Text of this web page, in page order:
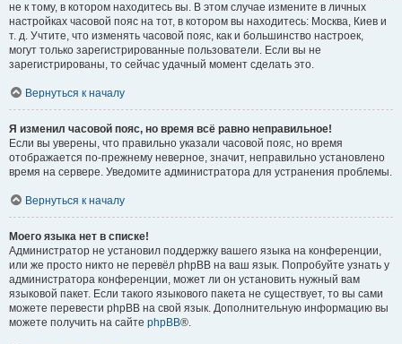
не к тому, в котором находитесь вы. В этом случае измените в личных
настройках часовой пояс на тот, в котором вы находитесь: Москва, Киев и
т. д. Учтите, что изменять часовой пояс, как и большинство настроек,
могут только зарегистрированные пользователи. Если вы не
зарегистрированы, то сейчас удачный момент сделать это.
Вернуться к началу
Я изменил часовой пояс, но время всё равно неправильное!
Если вы уверены, что правильно указали часовой пояс, но время
отображается по-прежнему неверное, значит, неправильно установлено
время на сервере. Уведомите администратора для устранения проблемы.
Вернуться к началу
Моего языка нет в списке!
Администратор не установил поддержку вашего языка на конференции,
или же просто никто не перевёл phpBB на ваш язык. Попробуйте узнать у
администратора конференции, может ли он установить нужный вам
языковой пакет. Если такого языкового пакета не существует, то вы сами
можете перевести phpBB на свой язык. Дополнительную информацию вы
можете получить на сайте phpBB®.